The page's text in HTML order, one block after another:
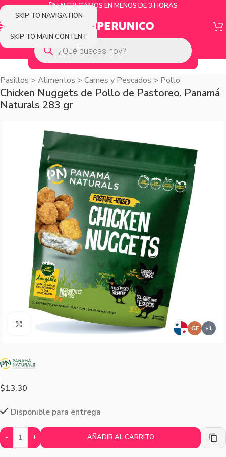
SKIP TO NAVIGATION
SKIP TO MAIN CONTENT
🚀 ENTREGAMOS EN MENOS DE 3 HORAS
Pasillos > Alimentos > Carnes y Pescados > Pollo
Chicken Nuggets de Pollo de Pastoreo, Panamá
Naturals 283 gr
GF
Agrandar imagen
$13.30
Disponible para entrega
- + AÑADIR AL CARRITO